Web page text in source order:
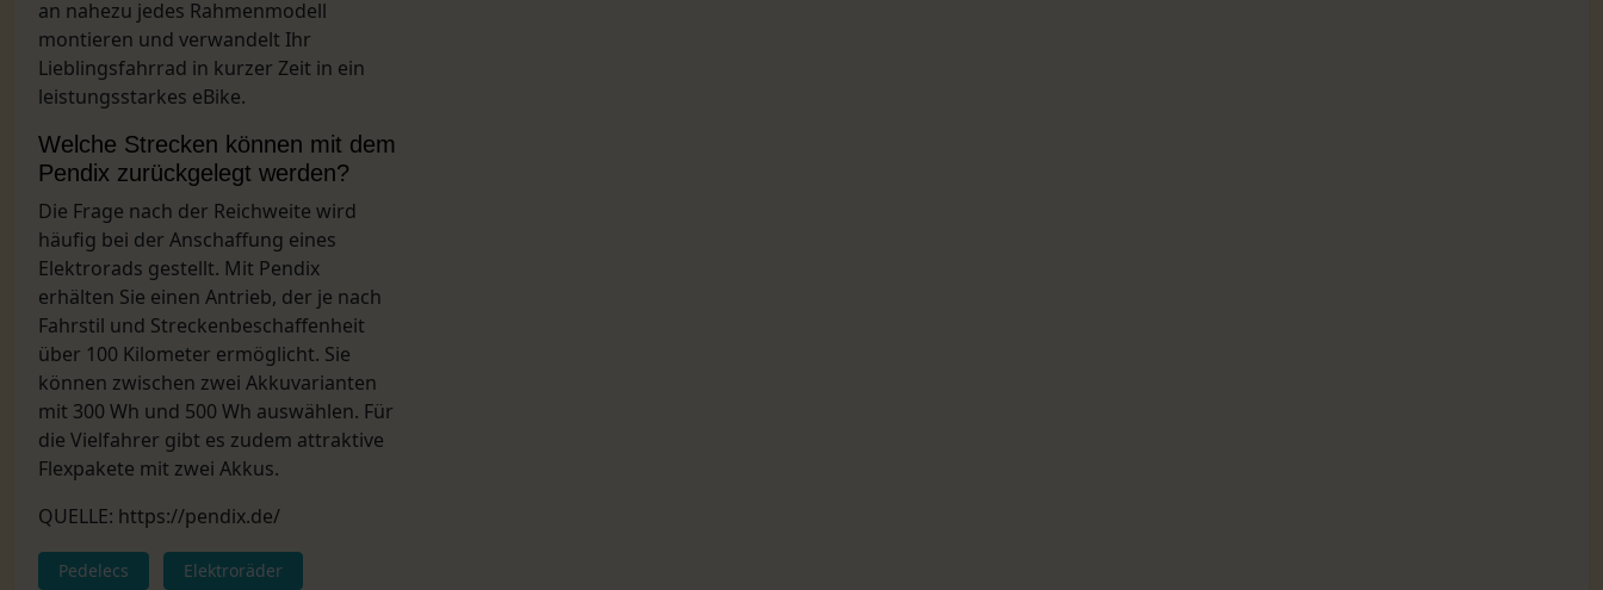
an nahezu jedes Rahmenmodell
montieren und verwandelt Ihr
Lieblingsfahrrad in kurzer Zeit in ein
leistungsstarkes eBike.
Welche Strecken können mit dem
Pendix zurückgelegt werden?
Die Frage nach der Reichweite wird
häufig bei der Anschaffung eines
Elektrorads gestellt. Mit Pendix
erhälten Sie einen Antrieb, der je nach
Fahrstil und Streckenbeschaffenheit
über 100 Kilometer ermöglicht. Sie
können zwischen zwei Akkuvarianten
mit 300 Wh und 500 Wh auswählen. Für
die Vielfahrer gibt es zudem attraktive
Flexpakete mit zwei Akkus.
QUELLE: https://pendix.de/
Pedelecs Elektroräder